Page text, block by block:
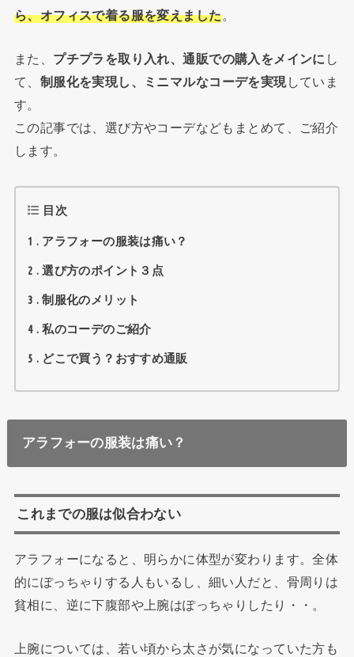
ら、オフィスで着る服を変えました。
また、 プチプラを取り入れ、通販での購入をメインに し
て、 制服化を実現し、ミニマルなコーデを実現していま
す。
この記事では、選び方やコーデなどもまとめて、ご紹介
します。
目次
1 アラフォーの服装は痛い？
2 選び方のポイント３点
3 制服化のメリット
4 私のコーデのご紹介
5 どこで買う？おすすめ通販
アラフォーの服装は痛い？
これまでの服は似合わない
アラフォーになると、明らかに体型が変わります。全体
的にぽっちゃりする人もいるし、細い人だと、骨周りは
貧相に、逆に下腹部や上腕はぽっちゃりしたり・・。
上腕については、若い頃から太さが気になっていた方も